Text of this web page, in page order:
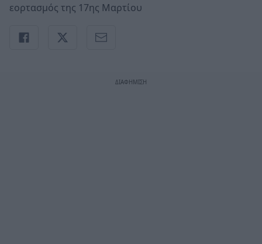
εορτασμός της 17ης Μαρτίου